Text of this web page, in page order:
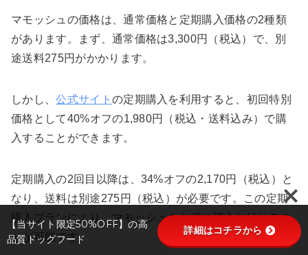
マモッシュの価格は、通常価格と定期購入価格の2種類
があります。まず、通常価格は3,300円（税込）で、別
途送料275円がかかります。
しかし、公式サイト の定期購入を利用すると、初回特別
価格として40%オフの1,980円（税込・送料込み）で購
入することができます。
定期購入の2回目以降は、34%オフの2,170円（税込）と
なり、送料は別途275円（税込）が必要です。この定期
購入プランにより、マモッシュをお得に購入し続けるこ
とが可能です。
【当サイト限定50%OFF】の高
品質ドッグフード
詳細はコチラから